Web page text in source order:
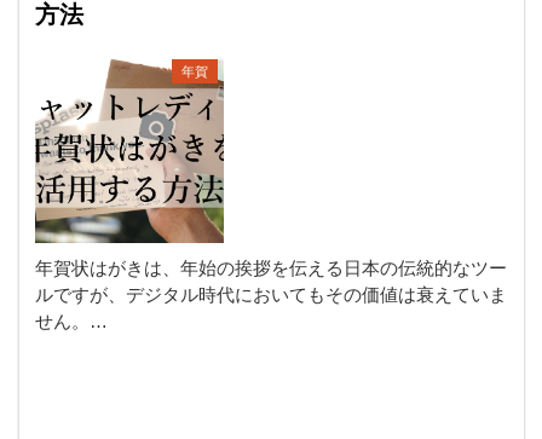
方法
年賀
年賀状はがきは、年始の挨拶を伝える日本の伝統的なツー
ルですが、デジタル時代においてもその価値は衰えていま
せん。…